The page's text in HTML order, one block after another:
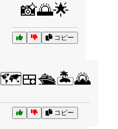
📸🌅🌟
コピー
🗺️🍱🛳️🏝️🌄
コピー